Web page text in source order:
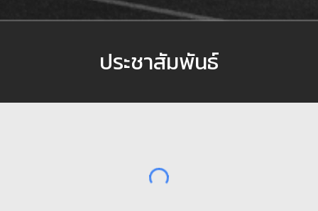
ประชาสัมพันธ์